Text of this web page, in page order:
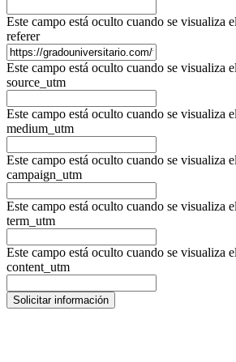
Este campo está oculto cuando se visualiza
referer
Este campo está oculto cuando se visualiza
source_utm
Este campo está oculto cuando se visualiza
medium_utm
Este campo está oculto cuando se visualiza
campaign_utm
Este campo está oculto cuando se visualiza
term_utm
Este campo está oculto cuando se visualiza
content_utm